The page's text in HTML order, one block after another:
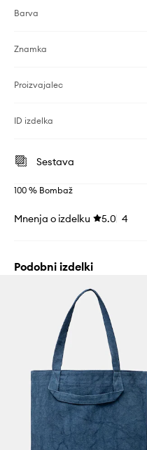
Barva
Znamka
Proizvajalec
ID izdelka
Sestava
100 % Bombaž
Mnenja o izdelku 5.0 4
Podobni izdelki